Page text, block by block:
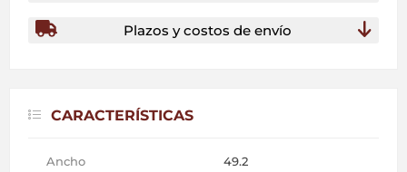
Plazos y costos de envío
CARACTERÍSTICAS
Ancho 49.2